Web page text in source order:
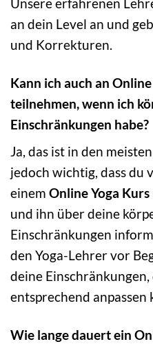
an dein Level an und
und Korrekturen.
Kann ich auch an
teilnehmen, wenn ich
Einschränkungen habe?
Ja, das ist in den
jedoch wichtig, dass du
einem Online Yoga Kurs
und ihn über deine
Einschränkungen
den Yoga-Lehrer vor
deine
entsprechend anpassen
Wie lange dauert ein